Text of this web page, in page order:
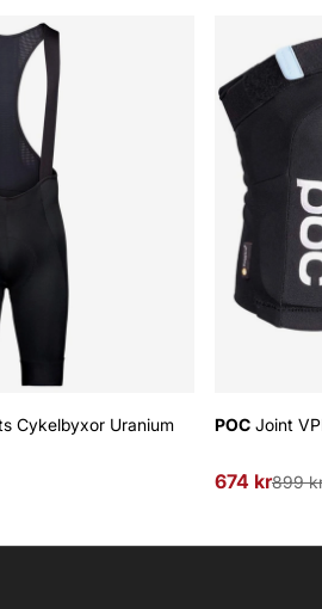
Cykelbyxor Uranium
POC Joint
674 kr
Ordinarie
899